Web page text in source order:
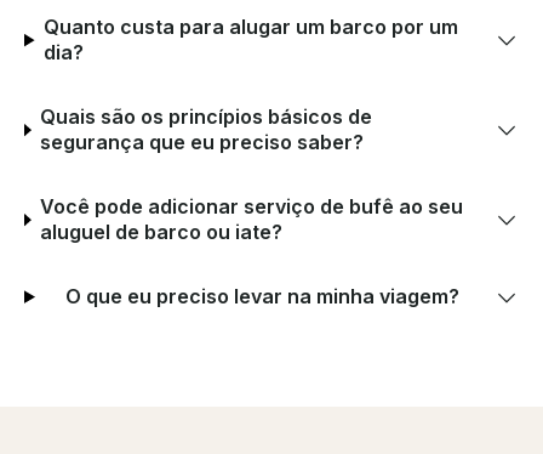
Quanto custa para alugar um barco por um
dia?
Quais são os princípios básicos de
segurança que eu preciso saber?
Você pode adicionar serviço de bufê ao seu
aluguel de barco ou iate?
O que eu preciso levar na minha viagem?